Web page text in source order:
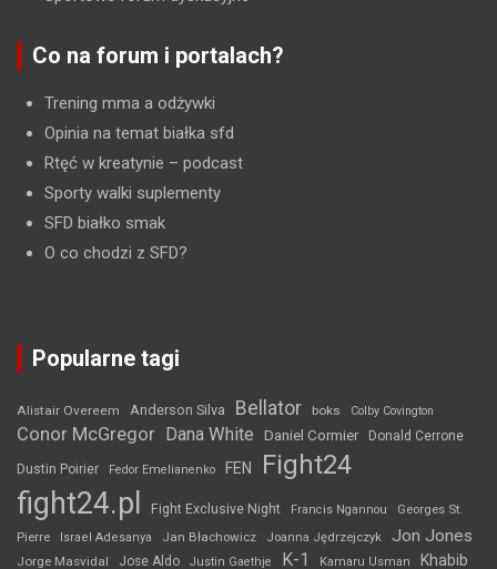
Co na forum i portalach?
Trening mma a odżywki
Opinia na temat białka sfd
Rtęć w kreatynie – podcast
Sporty walki suplementy
SFD białko smak
O co chodzi z SFD?
Popularne tagi
Alistair Overeem Anderson Silva Bellator boks Colby Covington
Conor McGregor Dana White Daniel Cormier Donald Cerrone
Dustin Poirier Fedor Emelianenko FEN Fight24
fight24.pl Fight Exclusive Night Francis Ngannou
Georges St.
Pierre
Israel Adesanya Jan Błachowicz Joanna Jędrzejczyk Jon Jones
Jorge Masvidal Jose Aldo Justin Gaethje K-1 Kamaru Usman Khabib